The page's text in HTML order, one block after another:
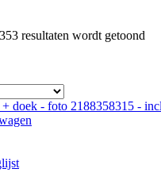
resultaten wordt getoond